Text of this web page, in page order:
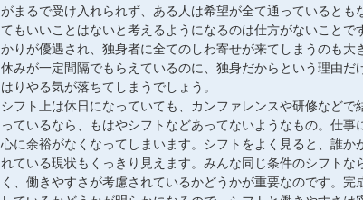
がまるで受け入れられず、ある人は希望が全て通っているとも
てもいいことはないと考えるようになるのは仕方がないこと
かりが優遇され、独身者に全てのしわ寄せが来てしまうのも大
休みが一定間隔でもらえているのに、独身だからという理由だ
はりやる気が落ちてしまうでしょう。
シフト上は休日になっていても、カンファレンスや研修などで
っているなら、もはやシフトなどあってないようなもの。仕事
心に余裕がなくなってしまいます。シフトをよく見ると、誰か
れている現状もくっきり見えます。みんな同じ条件のシフトな
く、働きやすさが考慮されているかどうかが重要なのです。